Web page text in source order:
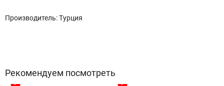
Производитель: Турция
Рекомендуем посмотреть